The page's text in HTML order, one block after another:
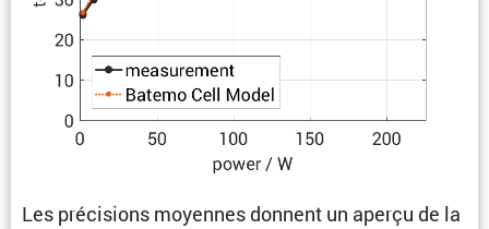
Les préci­sions moyennes donnent un aperçu de la